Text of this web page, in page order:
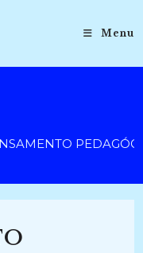
Menu